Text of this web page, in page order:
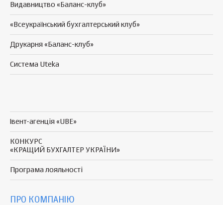
Видавництво «Баланс-клуб»
«Всеукраїнський бухгалтерський клуб»
Друкарня «Баланс-клуб»
Система Uteka
Івент-агенція «UBE»
КОНКУРС
«КРАЩИЙ БУХГАЛТЕР УКРАЇНИ»
Програма лояльності
ПРО КОМПАНІЮ